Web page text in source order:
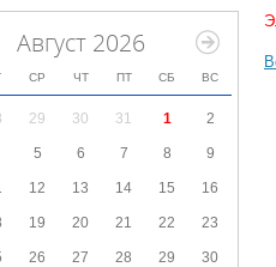
Август 2026
СР ЧТ ПТ СБ ВС
29 30 31 1 2
5 6 7 8 9
12 13 14 15 16
19 20 21 22 23
26 27 28 29 30